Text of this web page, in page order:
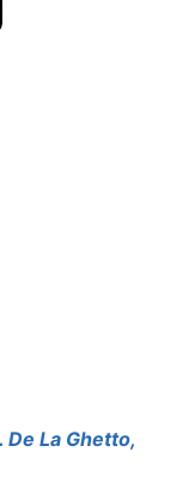
De La Ghetto,